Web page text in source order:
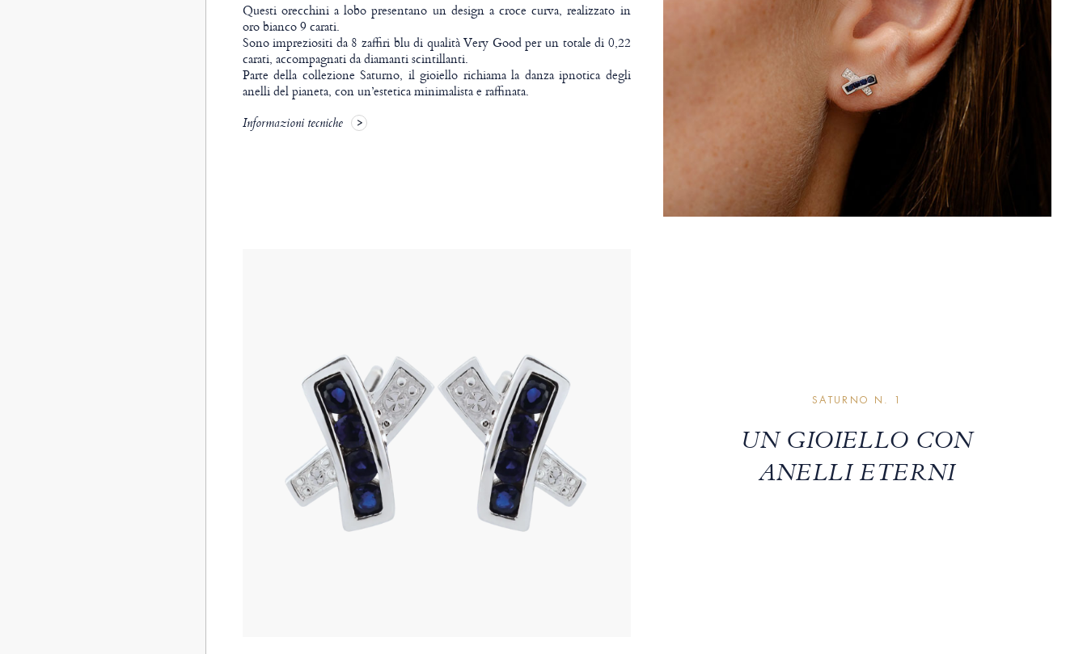
Questi orecchini a lobo presentano un design a croce curva, realizzato in
oro bianco 9 carati.
Sono impreziositi da 8 zaffiri blu di qualità Very Good per un totale di 0,22
carati, accompagnati da diamanti scintillanti.
Parte della collezione Saturno, il gioiello richiama la danza ipnotica degli
anelli del pianeta, con un’estetica minimalista e raffinata.
Informazioni tecniche
SATURNO N. 1
UN GIOIELLO CON
ANELLI ETERNI